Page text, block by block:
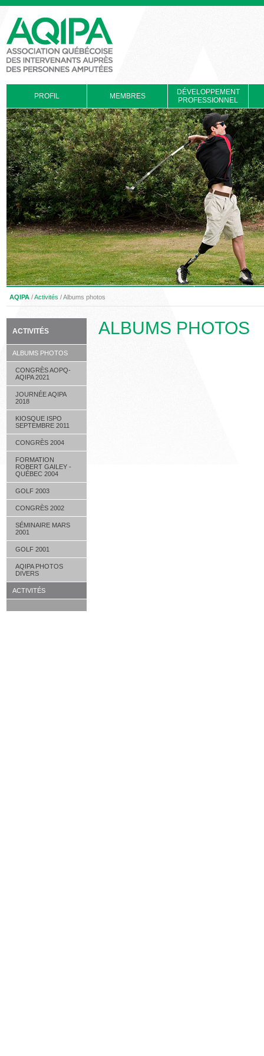
PROFIL MEMBRES
DÉVELOPPEMENT
PROFESSIONNEL
AQIPA /Activités /Albums photos
ACTIVITÉS
ALBUMS PHOTOS
CONGRÈS AOPQ-
AQIPA 2021
JOURNÉE AQIPA
2018
KIOSQUE ISPO
SEPTEMBRE 2011
CONGRÈS 2004
FORMATION
ROBERT GAILEY -
QUÉBEC 2004
GOLF 2003
CONGRÈS 2002
SÉMINAIRE MARS
2001
GOLF 2001
AQIPA PHOTOS
DIVERS
ACTIVITÉS
ALBUMS PHOTOS